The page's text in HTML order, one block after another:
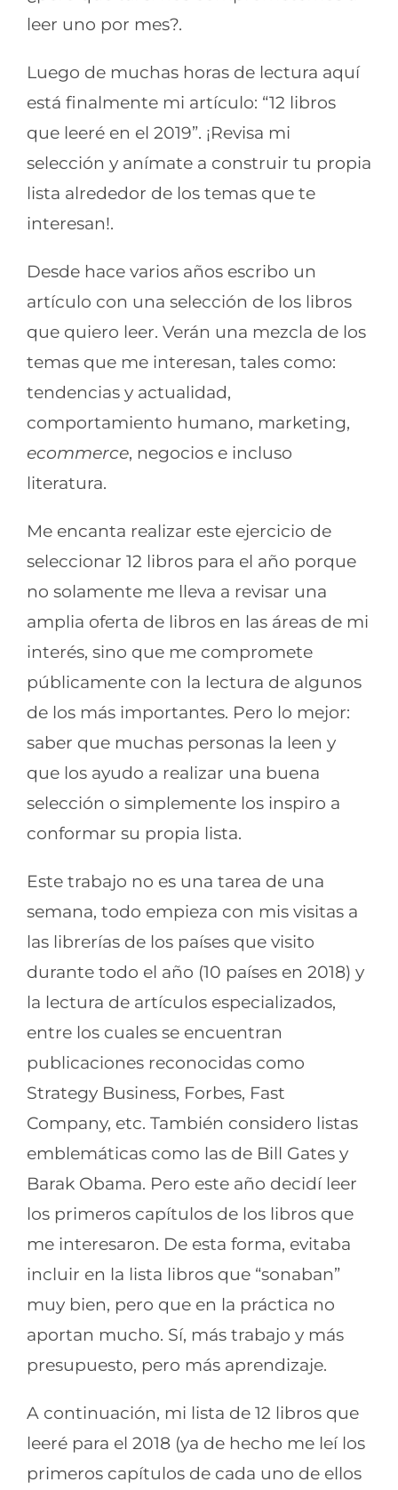
leer uno por mes?.
Luego de muchas horas de lectura aquí
está finalmente mi artículo: “12 libros
que leeré en el 2019”. ¡Revisa mi
selección y anímate a construir tu propia
lista alrededor de los temas que te
interesan!.
Desde hace varios años escribo un
artículo con una selección de los libros
que quiero leer. Verán una mezcla de los
temas que me interesan, tales como:
tendencias y actualidad,
comportamiento humano, marketing,
ecommerce, negocios e incluso
literatura.
Me encanta realizar este ejercicio de
seleccionar 12 libros para el año porque
no solamente me lleva a revisar una
amplia oferta de libros en las áreas de mi
interés, sino que me compromete
públicamente con la lectura de algunos
de los más importantes. Pero lo mejor:
saber que muchas personas la leen y
que los ayudo a realizar una buena
selección o simplemente los inspiro a
conformar su propia lista.
Este trabajo no es una tarea de una
semana, todo empieza con mis visitas a
las librerías de los países que visito
durante todo el año (10 países en 2018) y
la lectura de artículos especializados,
entre los cuales se encuentran
publicaciones reconocidas como
Strategy Business, Forbes, Fast
Company, etc. También considero listas
emblemáticas como las de Bill Gates y
Barak Obama. Pero este año decidí leer
los primeros capítulos de los libros que
me interesaron. De esta forma, evitaba
incluir en la lista libros que “sonaban”
muy bien, pero que en la práctica no
aportan mucho. Sí, más trabajo y más
presupuesto, pero más aprendizaje.
A continuación, mi lista de 12 libros que
leeré para el 2018 (ya de hecho me leí los
primeros capítulos de cada uno de ellos